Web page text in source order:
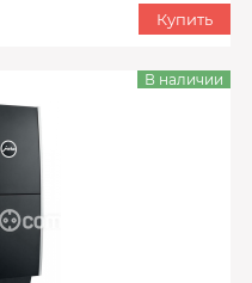
Купить
В наличии